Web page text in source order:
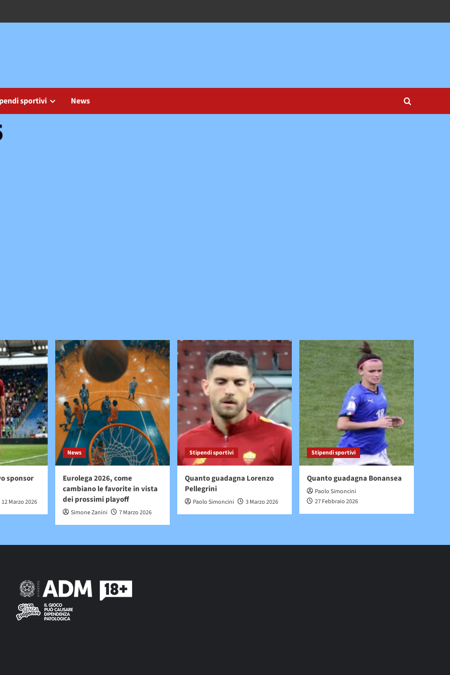
sportivi News
sponsor
12 Marzo 2026
News
Eurolega 2026, come
cambiano le favorite in vista
dei prossimi playoff
Simone Zanini 7 Marzo 2026
Stipendi sportivi
Quanto guadagna Lorenzo
Pellegrini
Paolo Simoncini 3 Marzo 2026
Stipendi sportivi
Quanto guadagna Bonansea
Paolo Simoncini
27 Febbraio 2026